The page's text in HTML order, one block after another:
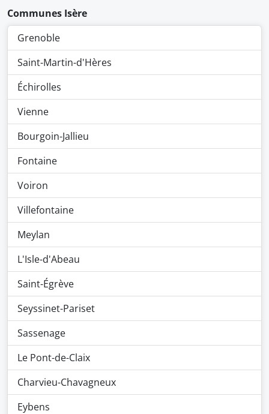
Communes Isère
Grenoble
Saint-Martin-d'Hères
Échirolles
Vienne
Bourgoin-Jallieu
Fontaine
Voiron
Villefontaine
Meylan
L'Isle-d'Abeau
Saint-Égrève
Seyssinet-Pariset
Sassenage
Le Pont-de-Claix
Charvieu-Chavagneux
Eybens